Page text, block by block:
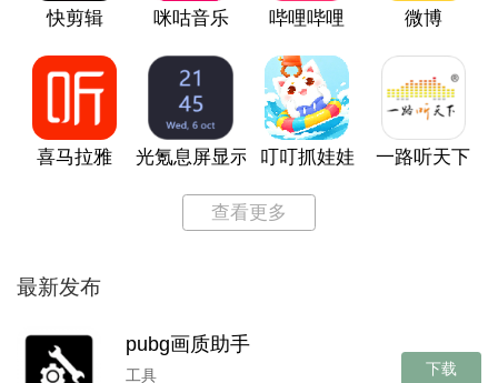
快剪辑 咪咕音乐 哔哩哔哩 微博
喜马拉雅 光氪息屏显示 叮叮抓娃娃 一路听天下
查看更多
最新发布
pubg画质助手
工具
下载